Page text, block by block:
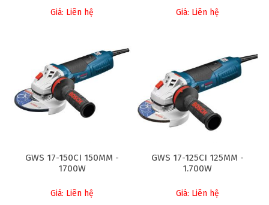
Giá: Liên hệ Giá: Liên hệ
GWS 17-150CI 150MM -
1700W
Giá: Liên hệ
GWS 17-125CI 125MM -
1.700W
Giá: Liên hệ